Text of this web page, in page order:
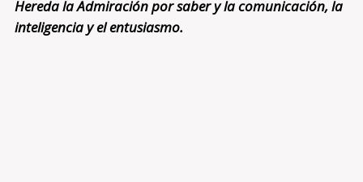
Hereda la Admiración por saber y la comunicación, la
inteligencia y el entusiasmo.